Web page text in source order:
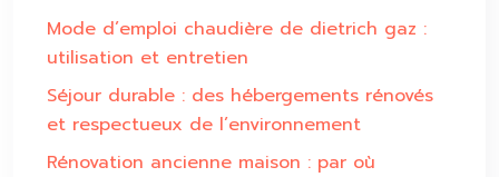
Mode d’emploi chaudière de dietrich gaz :
utilisation et entretien
Séjour durable : des hébergements rénovés
et respectueux de l’environnement
Rénovation ancienne maison : par où